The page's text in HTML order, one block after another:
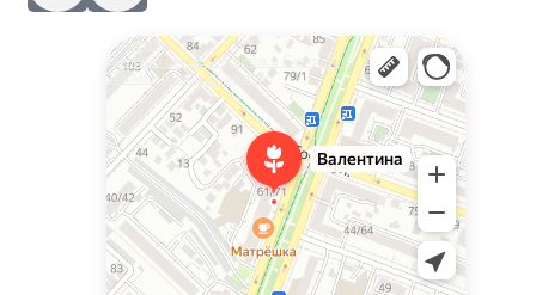
Валентина
Доставка цветов и букетов в Саратове
Магазин цветов в Саратове